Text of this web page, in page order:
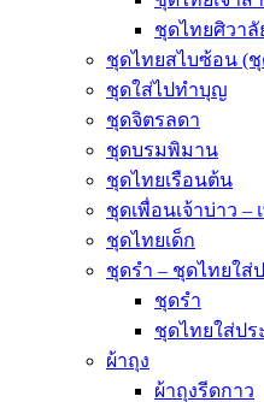
ชุดไทยศิวา
ชุดไทยสไบซ้อน (
ชุดใส่ไปทำบุญ
ชุดจิตรลดา
ชุดบรมพิมาน
ชุดไทยเรือนต้น
ชุดเพื่อนเจ้าบ่าว –
ชุดไทยเด็ก
ชุดรำ – ชุดไทยใส่
ชุดรำ
ชุดไทยใส่ปร
ผ้าถุง
ผ้าถุงรีดกาว